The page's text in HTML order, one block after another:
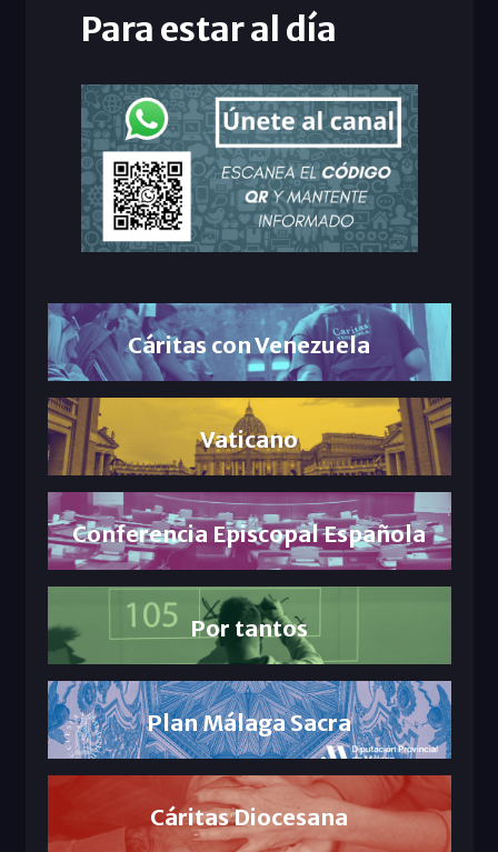
Para estar al día
Cáritas con Venezuela
Vaticano
Conferencia Episcopal Española
Por tantos
Plan Málaga Sacra
Cáritas Diocesana